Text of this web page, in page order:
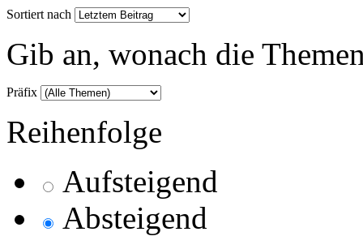
Sortiert nach
Gib an, wonach die
Präfix
Reihenfolge
Aufsteigend
Absteigend